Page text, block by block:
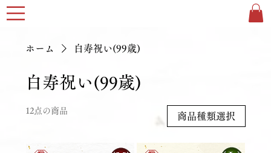
ホーム 白寿祝い(99歳)
白寿祝い(99歳)
12点の商品
商品種類選択